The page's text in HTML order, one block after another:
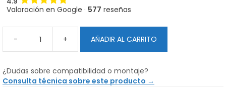
Valoración en Google · 577 reseñas
-
Camiseta
Fox
Cekt
Oat
+ AÑADIR AL CARRITO
¿Dudas sobre compatibilidad o montaje?
Consulta técnica sobre este producto →